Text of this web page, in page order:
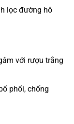
lọc đường hô
với rượu trắng
phổi, chống